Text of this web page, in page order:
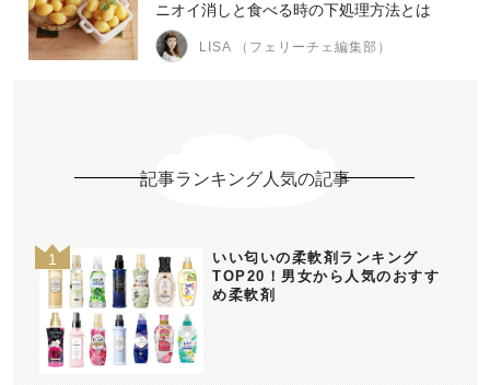
ニオイ消しと食べる時の下処理方法とは
LISA （フェリーチェ編集部）
記事ランキング人気の記事
いい匂いの柔軟剤ランキング
TOP20！男女から人気のおすす
め柔軟剤